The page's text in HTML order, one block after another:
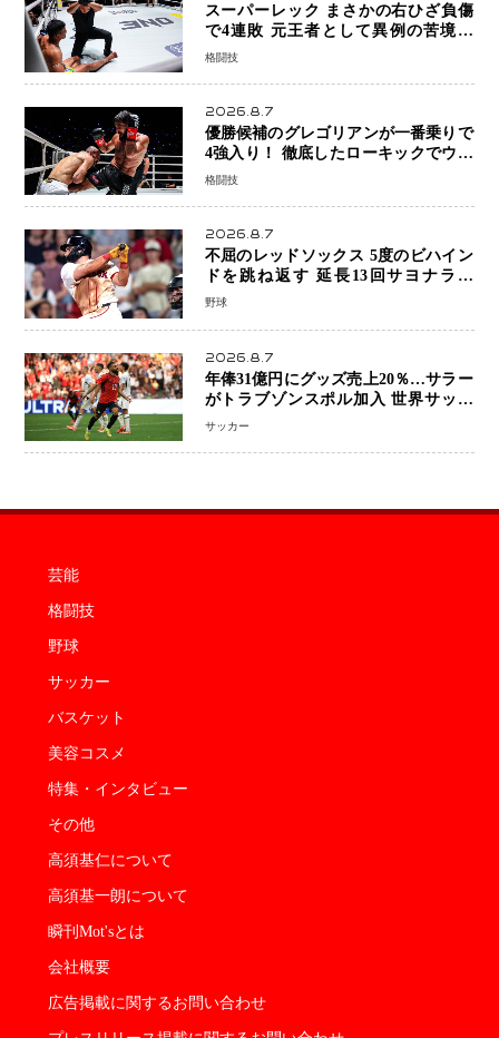
スーパーレック まさかの右ひざ負傷
で4連敗 元王者として異例の苦境…
「アクシデント」でも消えない危険信
格闘技
2026.8.7
優勝候補のグレゴリアンが一番乗りで
4強入り！ 徹底したローキックでウス
ビャンを攻略、判定勝利
格闘技
2026.8.7
不屈のレッドソックス 5度のビハイン
ドを跳ね返す 延長13回サヨナラ勝
ち 吉田正尚選手も2安打1打点で貢献 4
野球
2026.8.7
年俸31億円にグッズ売上20％…サラー
がトラブゾンスポル加入 世界サッカ
ーは「五大リーグ一強」から新時代へ
サッカー
芸能
格闘技
野球
サッカー
バスケット
美容コスメ
特集・インタビュー
その他
高須基仁について
高須基一朗について
瞬刊Mot'sとは
会社概要
広告掲載に関するお問い合わせ